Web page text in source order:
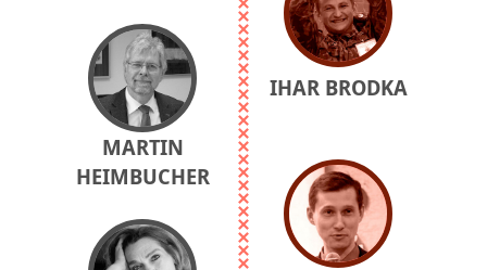
MARTIN
HEIMBUCHER
IHAR BRODKA